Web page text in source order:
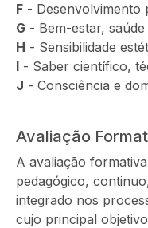
F - Desenvolvimento
G - Bem-estar,
H - Sensibilidade
I - Saber científico,
J - Consciência e
Avaliação
A avaliação
pedagógico,
integrado nos
cujo principal